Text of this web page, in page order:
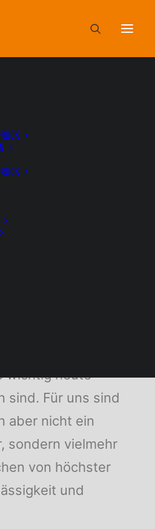
Daten)
wichtig heute
sind. Für uns sind
aber nicht ein
sondern vielmehr
von höchster
und